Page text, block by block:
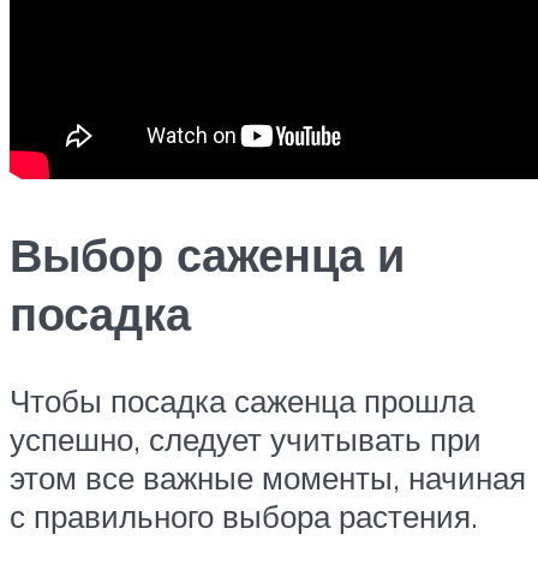
Выбор саженца и
посадка
Чтобы посадка саженца прошла
успешно, следует учитывать при
этом все важные моменты, начиная
с правильного выбора растения.